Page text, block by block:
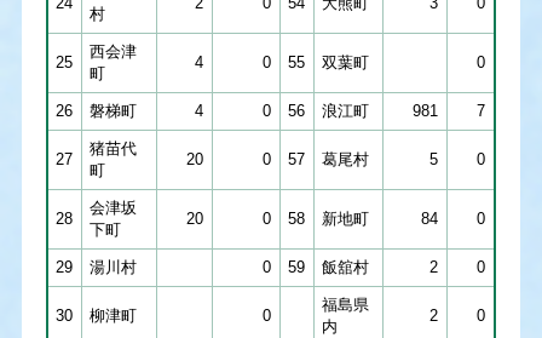
村
25
西会津
町
4 0 55 双葉町 0
26 磐梯町 4 0 56 浪江町 981 7
27
猪苗代
町
20 0 57 葛尾村 5 0
28
会津坂
下町
20 0 58 新地町 84 0
29 湯川村 0 59 飯舘村 2 0
30 柳津町 0
福島県
内
2 0